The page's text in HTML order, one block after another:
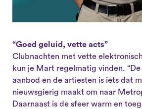
“Goed geluid, vette acts”
Clubnachten met vette
kun je Mart regelmatig vinden.
aanbod en de artiesten is iets dat
nieuwsgierig maakt om naar
Daarnaast is de sfeer warm en